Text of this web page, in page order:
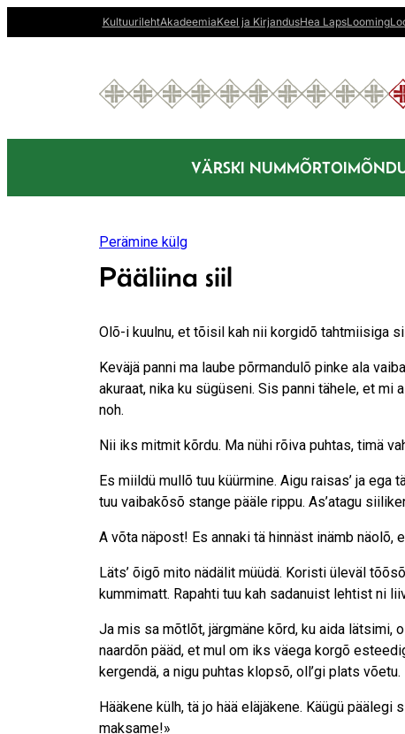
sisu
KultuurilehtAkadeemiaKeel ja KirjandusHea LapsLooming
VÄRSKI NUMMÕR
Perämine külg
Pääliina siil
Olõ-i kuulnu, et tõisil kah nii korgidõ tahtmiisiga
Keväjä panni ma laube põrmandulõ pinke ala
akuraat, nika ku sügüseni. Sis panni tähele, et
noh.
Nii iks mitmit kõrdu. Ma nühi rõiva puhtas, timä
Es miildü mullõ tuu küürmine. Aigu raisas’ ja
tuu vaibakõsõ stange pääle rippu. As’atagu
A võta näpost! Es annaki tä hinnäst inämb näolõ,
Läts’ õigõ mito nädälit müüdä. Koristi üleväl
kummimatt. Rapahti tuu kah sadanuist lehtist ni
Ja mis sa mõtlõt, järgmäne kõrd, ku aida lätsimi,
naardõn pääd, et mul om iks väega korgõ
kergendä, a nigu puhtas klopsõ, oll’gi plats võetu.
Hääkene külh, tä jo hää eläjäkene. Käügü
maksame!»